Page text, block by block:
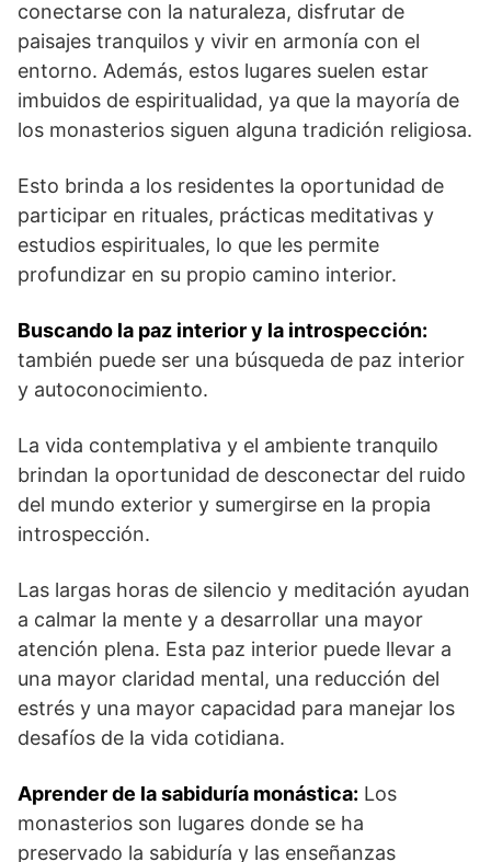
conectarse⁤ con la naturaleza, disfrutar de
paisajes tranquilos y ⁣vivir en armonía con el
entorno. Además, estos lugares‌ suelen estar
imbuidos de⁤ espiritualidad, ​ya que la mayoría ⁢de
los monasterios ⁣siguen alguna tradición religiosa.
Esto brinda a los residentes ​la oportunidad de
participar en rituales, prácticas ⁣meditativas y
estudios espirituales, lo que les permite
profundizar en su propio camino interior.
Buscando la paz interior y‍ la introspección:
también puede ser una búsqueda de ​paz interior
‍y‍ autoconocimiento.
La vida contemplativa⁤ y el ambiente ‌tranquilo
brindan ⁣la oportunidad de desconectar del ruido
del ⁤mundo exterior y⁢ sumergirse en⁣ la propia​
introspección. ‌
Las largas horas ⁢de ⁤silencio y meditación ayudan
a calmar la mente y ‍a desarrollar una mayor
atención​ plena. Esta⁤ paz ​interior puede llevar a
una‍ mayor⁤ claridad mental, una reducción del
estrés​ y ‍una mayor capacidad para manejar los
desafíos de la ‍vida cotidiana.
Aprender de la sabiduría‍ monástica: Los​
monasterios son lugares donde se ha
preservado la sabiduría y las enseñanzas